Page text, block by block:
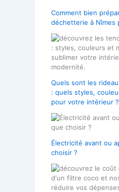
Comment bien
déchetterie à Nîmes
Quels sont les
: quels styles,
pour votre intérieur ?
Électricité avant ou
choisir ?